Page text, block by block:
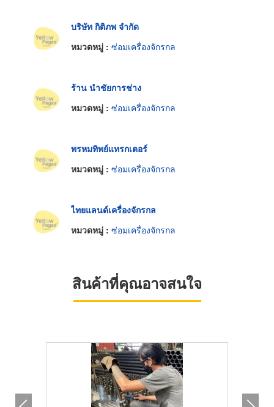
บริษัท กิติภพ จำกัด
หมวดหมู่ : ซ่อมเครื่องจักรกล
ร้าน นำชัยการช่าง
หมวดหมู่ : ซ่อมเครื่องจักรกล
พรหมทิพย์แทรกเตอร์
หมวดหมู่ : ซ่อมเครื่องจักรกล
ไทยแลนด์เครื่องจักรกล
หมวดหมู่ : ซ่อมเครื่องจักรกล
สินค้าที่คุณอาจสนใจ